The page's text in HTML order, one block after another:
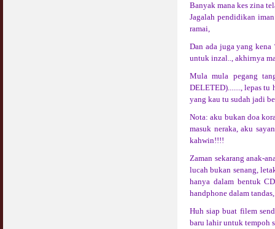
Banyak mana kes zina
Jagalah pendidikan
ramai,
Dan ada juga yang
untuk inzal.., akhirnya
Mula mula pegang
DELETED)......., lepas tu
yang kau tu sudah jadi
Nota: aku bukan doa
masuk neraka, aku
kahwin!!!!
Zaman sekarang anak-
lucah bukan senang,
hanya dalam bentuk
handphone dalam
Huh siap buat filem
baru lahir untuk tempoh